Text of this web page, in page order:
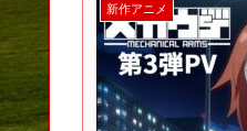
新作アニメ